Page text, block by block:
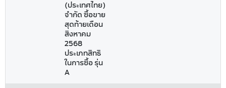
(ประเทศไทย)
จำกัด ซื้อขาย
สุดท้ายเดือน
สิงหาคม
2568
ประเภทสิทธิ
ในการซื้อ รุ่น
A